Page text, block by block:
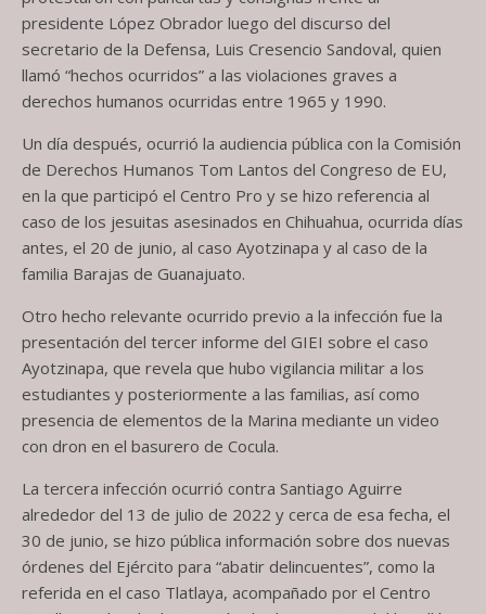
presidente López Obrador luego del discurso del
secretario de la Defensa, Luis Cresencio Sandoval, quien
llamó “hechos ocurridos” a las violaciones graves a
derechos humanos ocurridas entre 1965 y 1990.
Un día después, ocurrió la audiencia pública con la Comisión
de Derechos Humanos Tom Lantos del Congreso de EU,
en la que participó el Centro Pro y se hizo referencia al
caso de los jesuitas asesinados en Chihuahua, ocurrida días
antes, el 20 de junio, al caso Ayotzinapa y al caso de la
familia Barajas de Guanajuato.
Otro hecho relevante ocurrido previo a la infección fue la
presentación del tercer informe del GIEI sobre el caso
Ayotzinapa, que revela que hubo vigilancia militar a los
estudiantes y posteriormente a las familias, así como
presencia de elementos de la Marina mediante un video
con dron en el basurero de Cocula.
La tercera infección ocurrió contra Santiago Aguirre
alrededor del 13 de julio de 2022 y cerca de esa fecha, el
30 de junio, se hizo pública información sobre dos nuevas
órdenes del Ejército para “abatir delincuentes”, como la
referida en el caso Tlatlaya, acompañado por el Centro